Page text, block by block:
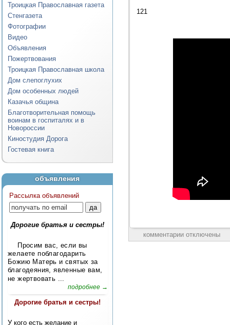
Троицкая Православная газета
Стенгазета
Фотографии
Видео
Объявления
Пожертвования
Троицкая Православная школа
Дом слепоглухих
Дом особенных людей
Казачья община
Благотворительная помощь
воинам в госпиталях и в
Новороссии
Киностудия Дорога
Гостевая книга
объявления
Рассылка объявлений
Дорогие братья и сестры!
Просим вас, если вы
желаете поблагодарить
Божию Матерь и святых за
благодеяния, явленные вам,
не жертвовать ...
подробнее →
Дорогие братья и сестры!
У кого есть желание и
121
комментарии отключены